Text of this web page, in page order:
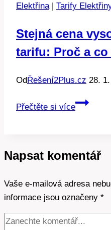
spustit
Elektřina| Tarify
Stejná cena
tarifu: Proč a co
OdŘešení2Plus.cz 28.
Přečtěte si více
Stejná
nízkého
Proč
a
co
to
Napsat komentář
Vaše e-mailová adresa
informace jsou označeny *